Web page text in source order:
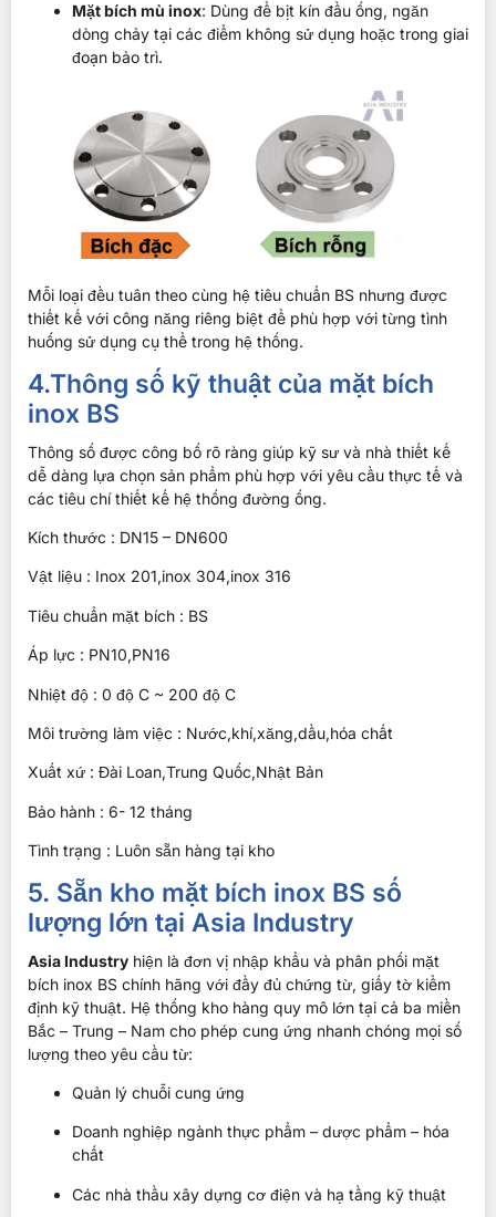
Mặt bích mù inox: Dùng để bịt kín đầu ống, ngăn
dòng chảy tại các điểm không sử dụng hoặc trong giai
đoạn bảo trì.
Mỗi loại đều tuân theo cùng hệ tiêu chuẩn BS nhưng được
thiết kế với công năng riêng biệt để phù hợp với từng tình
huống sử dụng cụ thể trong hệ thống.
4.Thông số kỹ thuật của mặt bích
inox BS
Thông số được công bố rõ ràng giúp kỹ sư và nhà thiết kế
dễ dàng lựa chọn sản phẩm phù hợp với yêu cầu thực tế và
các tiêu chí thiết kế hệ thống đường ống.
Kích thước : DN15 – DN600
Vật liệu : Inox 201,inox 304,inox 316
Tiêu chuẩn mặt bích : BS
Áp lực : PN10,PN16
Nhiệt độ : 0 độ C ~ 200 độ C
Môi trường làm việc : Nước,khí,xăng,dầu,hóa chất
Xuất xứ : Đài Loan,Trung Quốc,Nhật Bản
Bảo hành : 6- 12 tháng
Tình trạng : Luôn sẵn hàng tại kho
5. Sẵn kho mặt bích inox BS số
lượng lớn tại Asia Industry
Asia Industry hiện là đơn vị nhập khẩu và phân phối mặt
bích inox BS chính hãng với đầy đủ chứng từ, giấy tờ kiểm
định kỹ thuật. Hệ thống kho hàng quy mô lớn tại cả ba miền
Bắc – Trung – Nam cho phép cung ứng nhanh chóng mọi số
lượng theo yêu cầu từ:
Quản lý chuỗi cung ứng
Doanh nghiệp ngành thực phẩm – dược phẩm – hóa
chất
Các nhà thầu xây dựng cơ điện và hạ tầng kỹ thuật